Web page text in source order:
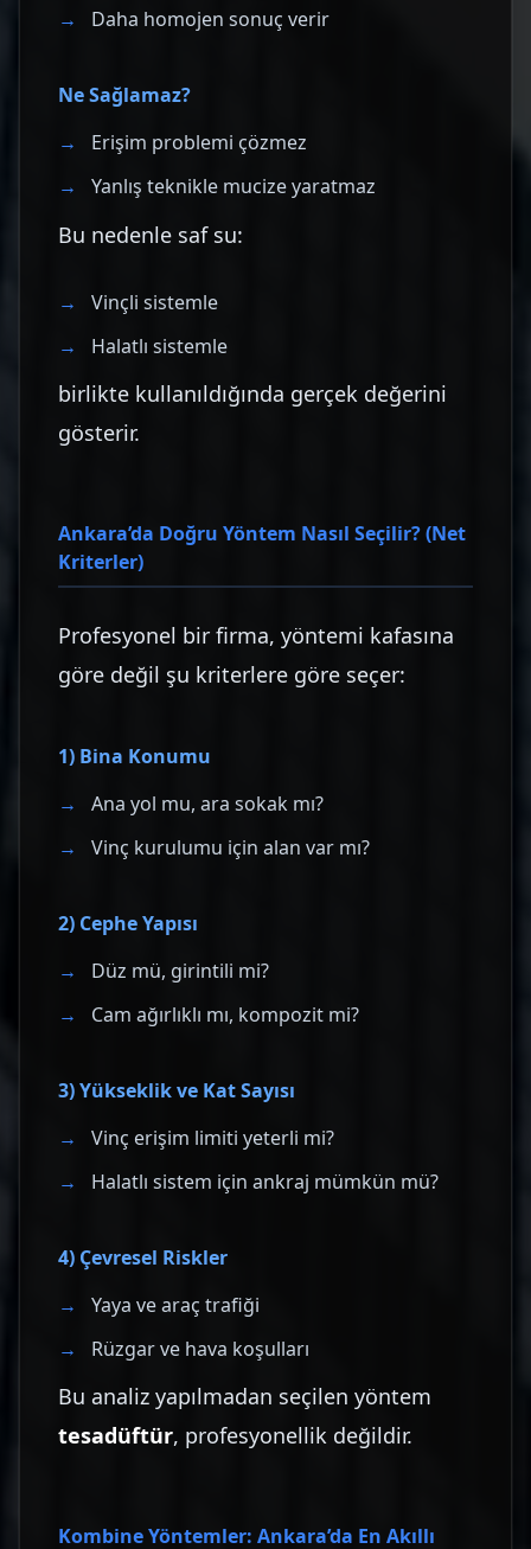
Daha homojen sonuç verir
Ne Sağlamaz?
Erişim problemi çözmez
Yanlış teknikle mucize yaratmaz
Bu nedenle saf su:
Vinçli sistemle
Halatlı sistemle
birlikte kullanıldığında gerçek değerini
gösterir.
Ankara’da Doğru Yöntem Nasıl Seçilir? (Net
Kriterler)
Profesyonel bir firma, yöntemi kafasına
göre değil şu kriterlere göre seçer:
1) Bina Konumu
Ana yol mu, ara sokak mı?
Vinç kurulumu için alan var mı?
2) Cephe Yapısı
Düz mü, girintili mi?
Cam ağırlıklı mı, kompozit mi?
3) Yükseklik ve Kat Sayısı
Vinç erişim limiti yeterli mi?
Halatlı sistem için ankraj mümkün mü?
4) Çevresel Riskler
Yaya ve araç trafiği
Rüzgar ve hava koşulları
Bu analiz yapılmadan seçilen yöntem
tesadüftür, profesyonellik değildir.
Kombine Yöntemler: Ankara’da En Akıllı